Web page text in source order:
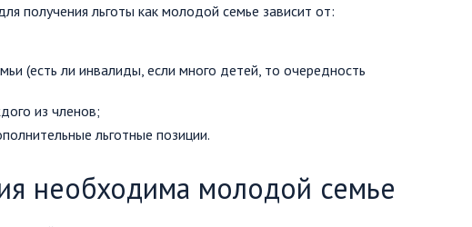
получения льготы как молодой семье зависит от:
(есть ли инвалиды, если много детей, то очередность
из членов;
льготные позиции.
необходима молодой семье